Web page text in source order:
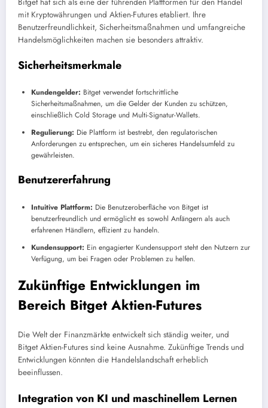
mit Kryptowährungen und Aktien-Futures etabliert. Ihre
Benutzerfreundlichkeit, Sicherheitsmaßnahmen und umfangreiche
Handelsmöglichkeiten machen sie besonders attraktiv.
Sicherheitsmerkmale
Kundengelder: Bitget verwendet fortschrittliche
Sicherheitsmaßnahmen, um die Gelder der Kunden zu schützen,
einschließlich Cold Storage und Multi-Signatur-Wallets.
Regulierung: Die Plattform ist bestrebt, den regulatorischen
Anforderungen zu entsprechen, um ein sicheres Handelsumfeld zu
gewährleisten.
Benutzererfahrung
Intuitive Plattform: Die Benutzeroberfläche von Bitget ist
benutzerfreundlich und ermöglicht es sowohl Anfängern als auch
erfahrenen Händlern, effizient zu handeln.
Kundensupport: Ein engagierter Kundensupport steht den Nutzern zur
Verfügung, um bei Fragen oder Problemen zu helfen.
Zukünftige Entwicklungen im
Bereich Bitget Aktien-Futures
Die Welt der Finanzmärkte entwickelt sich ständig weiter, und
Bitget Aktien-Futures sind keine Ausnahme. Zukünftige Trends und
Entwicklungen könnten die Handelslandschaft erheblich
beeinflussen.
Integration von KI und maschinellem Lernen